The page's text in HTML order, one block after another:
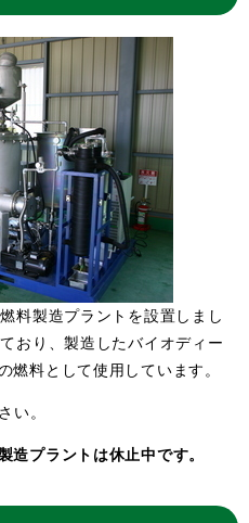
料製造プラントを設置しまし
おり、製造したバイオディー
燃料として使用しています。
い。
プラントは休止中です。